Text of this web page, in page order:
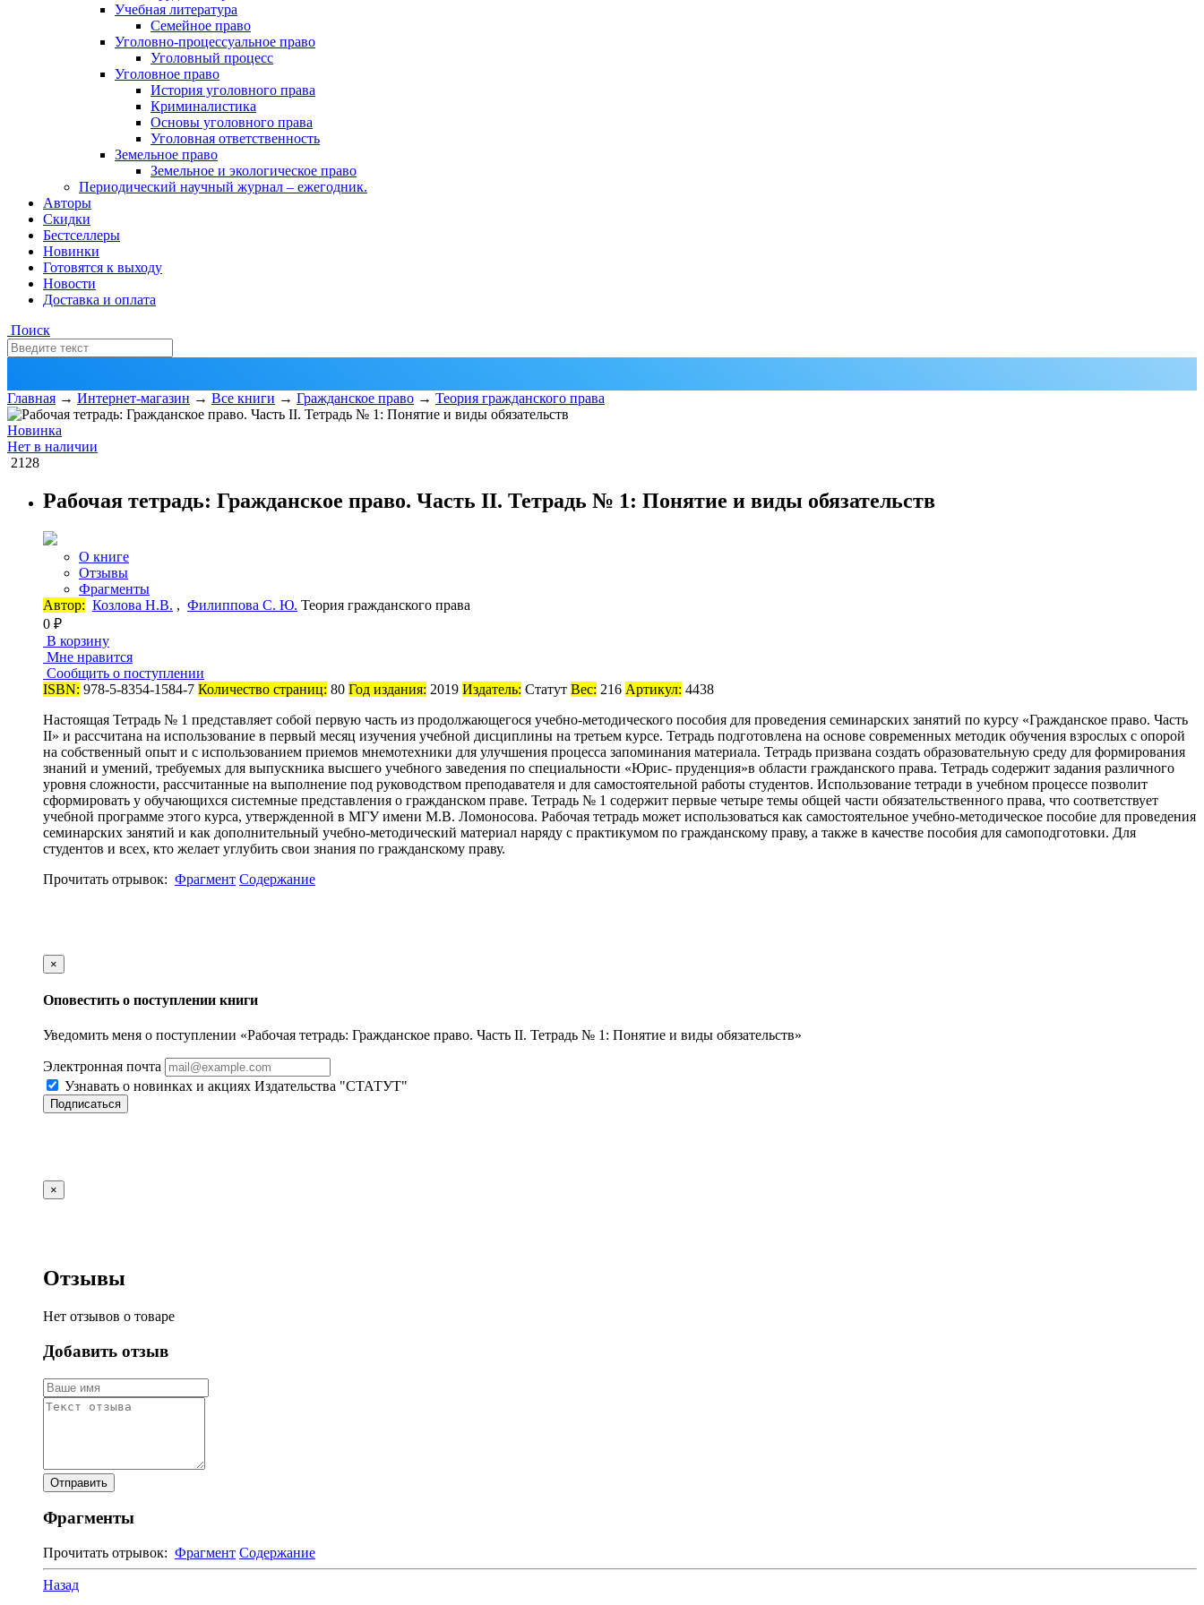
Учебная литература
Семейное право
Уголовно-процессуальное право
Уголовный процесс
Уголовное право
История уголовного права
Криминалистика
Основы уголовного права
Уголовная ответственность
Земельное право
Земельное и экологическое право
Периодический научный журнал – ежегодник.
Авторы
Скидки
Бестселлеры
Новинки
Готовятся к выходу
Новости
Доставка и оплата
Поиск
Главная → Интернет-магазин → Все книги → Гражданское право → Теория гражданского права
Новинка
Нет в наличии
2128
Рабочая тетрадь: Гражданское право. Часть II. Тетрадь № 1: Понятие и виды обязательств
О книге
Отзывы
Фрагменты
Автор: Козлова Н.В. , Филиппова С. Ю. Теория гражданского права
0 ₽
В корзину
Мне нравится
Сообщить о поступлении
ISBN: 978-5-8354-1584-7 Количество страниц: 80 Год издания: 2019 Издатель: Статут Вес: 216 Артикул: 4438
Настоящая Тетрадь № 1 представляет собой первую часть из продолжающегося учебно-методического пособия для проведения семинарских занятий по курсу «Гражданское право. Часть
II» и рассчитана на использование в первый месяц изучения учебной дисциплины на третьем курсе. Тетрадь подготовлена на основе современных методик обучения взрослых с опорой
на собственный опыт и с использованием приемов мнемотехники для улучшения процесса запоминания материала. Тетрадь призвана создать образовательную среду для формирования
знаний и умений, требуемых для выпускника высшего учебного заведения по специальности «Юрис- пруденция»в области гражданского права. Тетрадь содержит задания различного
уровня сложности, рассчитанные на выполнение под руководством преподавателя и для самостоятельной работы студентов. Использование тетради в учебном процессе позволит
сформировать у обучающихся системные представления о гражданском праве. Тетрадь № 1 содержит первые четыре темы общей части обязательственного права, что соответствует
учебной программе этого курса, утвержденной в МГУ имени М.В. Ломоносова. Рабочая тетрадь может использоваться как самостоятельное учебно-методическое пособие для проведения
семинарских занятий и как дополнительный учебно-методический материал наряду с практикумом по гражданскому праву, а также в качестве пособия для самоподготовки. Для
студентов и всех, кто желает углубить свои знания по гражданскому праву.
Прочитать отрывок: Фрагмент Содержание
×
Оповестить о поступлении книги
Уведомить меня о поступлении «Рабочая тетрадь: Гражданское право. Часть II. Тетрадь № 1: Понятие и виды обязательств»
Электронная почта
Узнавать о новинках и акциях Издательства "СТАТУТ"
Подписаться
×
Отзывы
Нет отзывов о товаре
Добавить отзыв
Фрагменты
Прочитать отрывок: Фрагмент Содержание
Назад